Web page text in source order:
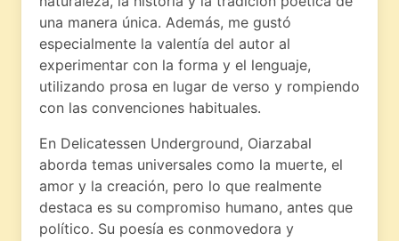
una manera única. Además, me gustó
especialmente la valentía del autor al
experimentar con la forma y el lenguaje,
utilizando prosa en lugar de verso y rompiendo
con las convenciones habituales.
En Delicatessen Underground, Oiarzabal
aborda temas universales como la muerte, el
amor y la creación, pero lo que realmente
destaca es su compromiso humano, antes que
político. Su poesía es conmovedora y